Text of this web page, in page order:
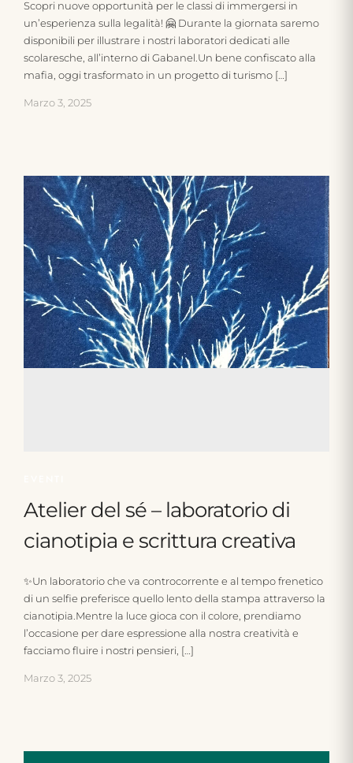
Scopri nuove opportunità per le classi di immergersi in
un’esperienza sulla legalità! 🤗 Durante la giornata saremo
disponibili per illustrare i nostri laboratori dedicati alle
scolaresche, all’interno di Gabanel.Un bene confiscato alla
mafia, oggi trasformato in un progetto di turismo […]
Marzo 3, 2025
Atelier del sé – laboratorio di
cianotipia e scrittura creativa
✨Un laboratorio che va controcorrente e al tempo frenetico
di un selfie preferisce quello lento della stampa attraverso la
cianotipia.Mentre la luce gioca con il colore, prendiamo
l’occasione per dare espressione alla nostra creatività e
facciamo fluire i nostri pensieri, […]
Marzo 3, 2025